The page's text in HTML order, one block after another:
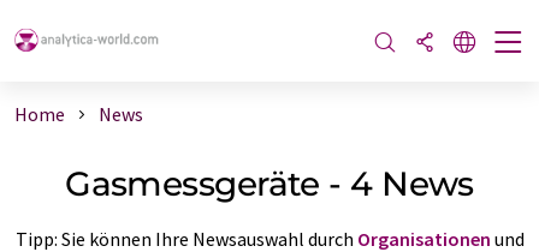
Home News
Gasmessgeräte - 4 News
Tipp: Sie können Ihre Newsauswahl durch Organisationen und